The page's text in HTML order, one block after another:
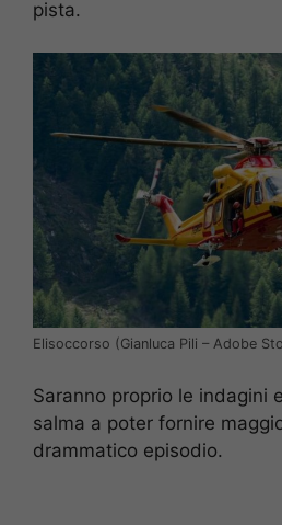
pista.
Elisoccorso (Gianluca Pili – Adobe
Saranno proprio le indagini
salma a poter fornire
drammatico episodio.